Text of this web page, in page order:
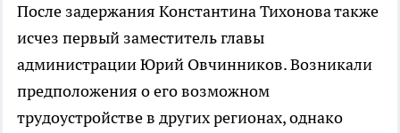
После задержания Константина Тихонова также
исчез первый заместитель главы
администрации Юрий Овчинников. Возникали
предположения о его возможном
трудоустройстве в других регионах, однако